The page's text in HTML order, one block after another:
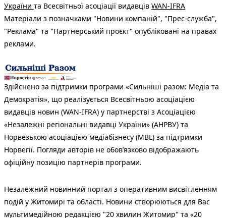
України та Всесвітньої асоціації видавців WAN-IFRA
Матеріали з позначками "Новини компаній", "Прес-служба",
"Реклама" та "Партнерський проєкт" опубліковані на правах
реклами.
Здійснено за підтримки програми «Сильніші разом: Медіа та
Демократія», що реалізується Всесвітньою асоціацією
видавців новин (WAN-IFRA) у партнерстві з Асоціацією
«Незалежні регіональні видавці України» (АНРВУ) та
Норвезькою асоціацією медіабізнесу (MBL) за підтримки
Норвегії. Погляди авторів не обов’язково відображають
офіційну позицію партнерів програми.
Незалежний новинний портал з оперативним висвітленням
подій у Житомирі та області. Новини створюються для Вас
мультимедійною редакцією "20 хвилин Житомир" та «20